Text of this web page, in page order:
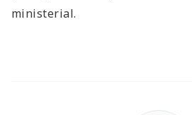
ministerial.